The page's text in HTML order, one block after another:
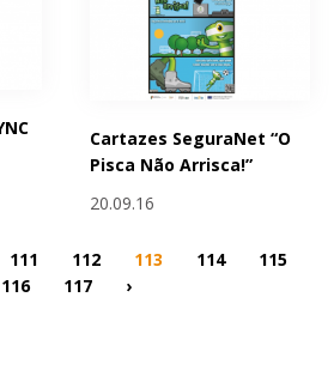
Cartazes SeguraNet “O
Pisca Não Arrisca!”
20.09.16
111 112 113 114
115
116
117 ›